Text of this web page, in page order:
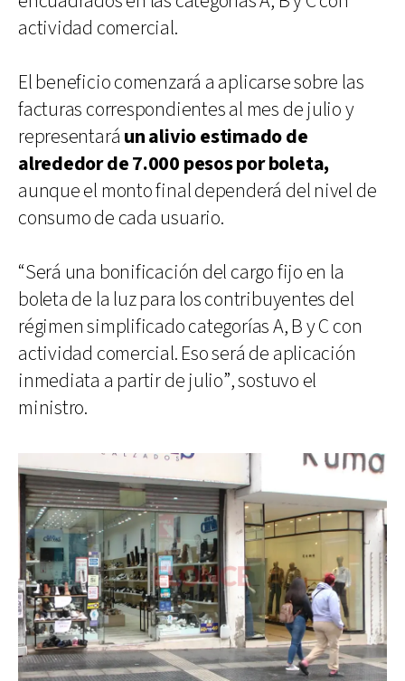
actividad comercial.
El beneficio comenzará a aplicarse sobre las
facturas correspondientes al mes de julio y
representará un alivio estimado de
alrededor de 7.000 pesos por boleta,
aunque el monto final dependerá del nivel de
consumo de cada usuario.
“Será una bonificación del cargo fijo en la
boleta de la luz para los contribuyentes del
régimen simplificado categorías A, B y C con
actividad comercial. Eso será de aplicación
inmediata a partir de julio”, sostuvo el
ministro.